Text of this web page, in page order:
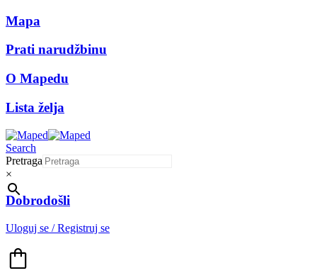
Mapa
Prati narudžbinu
O Mapedu
Lista želja
Search
Pretraga
×
Dobrodošli
Uloguj se / Registruj se